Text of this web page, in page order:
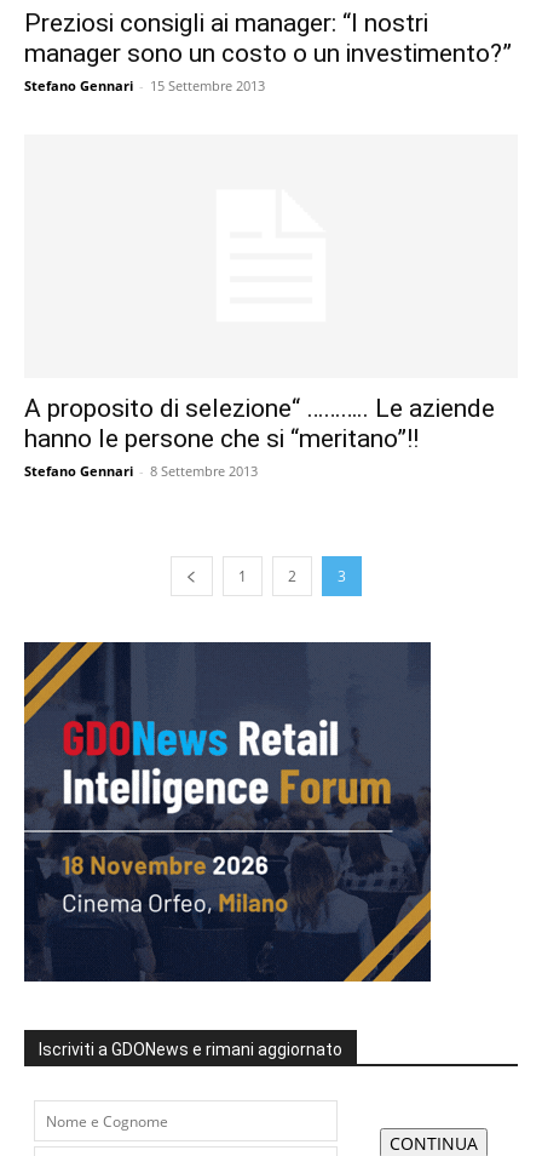
Preziosi consigli ai manager: “I nostri
manager sono un costo o un investimento?”
Stefano Gennari - 15 Settembre 2013
A proposito di selezione“ ……….. Le aziende
hanno le persone che si “meritano”!!
Stefano Gennari - 8 Settembre 2013
1 2 3
Iscriviti a GDONews e rimani aggiornato